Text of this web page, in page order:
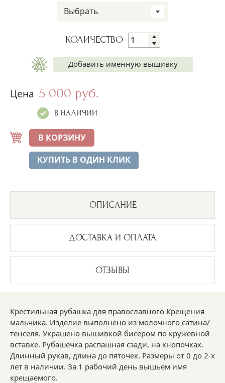
Выбрать
КОЛИЧЕСТВО
Добавить именную вышивку
Имя на рубашке
+250 руб.
Цена 5 000 руб.
В НАЛИЧИИ
В КОРЗИНУ
КУПИТЬ В ОДИН КЛИК
ОПИСАНИЕ
ДОСТАВКА И ОПЛАТА
ОТЗЫВЫ
Крестильная рубашка для православного Крещения
мальчика. Изделие выполнено из молочного сатина/
тенселя. Украшено вышивкой бисером по кружевной
вставке. Рубашечка распашная сзади, на кнопочках.
Длинный рукав, длина до пяточек. Размеры от 0 до 2-х
лет в наличии. За 1 рабочий день вышьем имя
крещаемого.